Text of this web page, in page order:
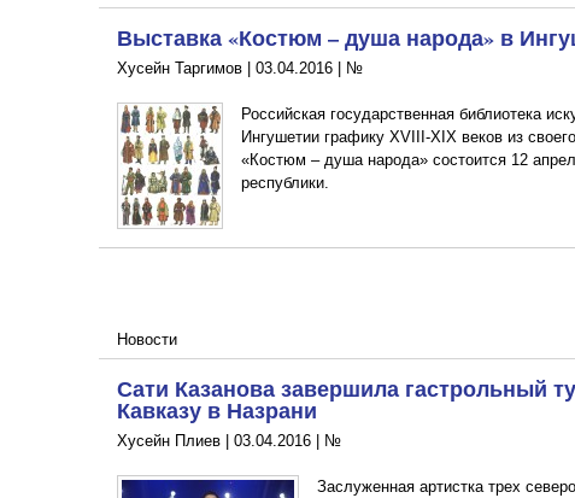
Выставка «Костюм – душа народа» в
Хусейн Таргимов | 03.04.2016 | №
Российская государственная библиотека
Ингушетии графику XVIII-XIX веков из
«Костюм – душа народа» состоится 12
республики.
Новости
Сати Казанова завершила гастрольный
Кавказу в Назрани
Хусейн Плиев | 03.04.2016 №
Заслуженная артистка трех